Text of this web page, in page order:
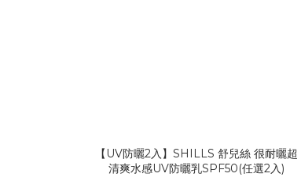
【UV防曬2入】SHILLS 舒兒絲 很耐曬超
清爽水感UV防曬乳SPF50(任選2入)